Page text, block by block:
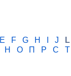
E F G H J
L
Н О П Р С Т